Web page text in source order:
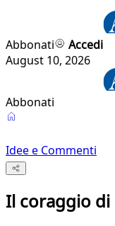
Abbonati
Accedi
August 10, 2026
Abbonati
Idee e Commenti
Il coraggio